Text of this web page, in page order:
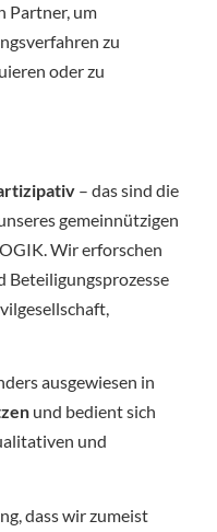
Partner, um
zu
oder zu
– das sind die
gemeinnützigen
Wir erforschen
Beteiligungsprozesse
ausgewiesen in
und bedient sich
und
dass wir zumeist